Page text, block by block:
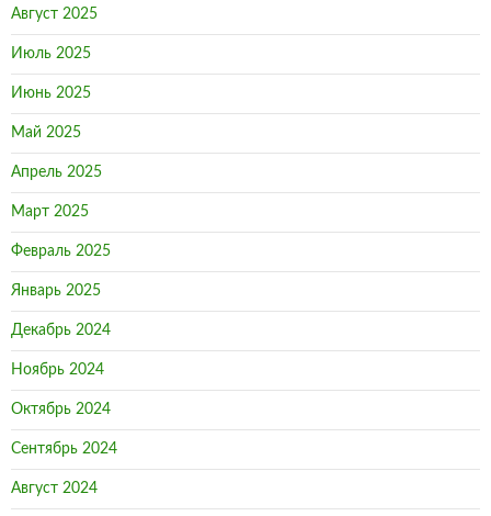
Август 2025
Июль 2025
Июнь 2025
Май 2025
Апрель 2025
Март 2025
Февраль 2025
Январь 2025
Декабрь 2024
Ноябрь 2024
Октябрь 2024
Сентябрь 2024
Август 2024